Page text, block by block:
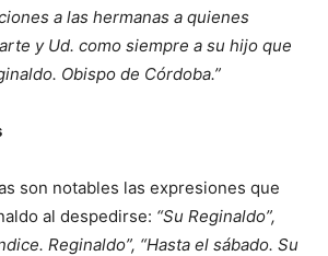
a las hermanas a quienes
y Ud. como siempre a su hijo que
Obispo de Córdoba.”
son notables las expresiones que
al despedirse: “Su Reginaldo”,
Reginaldo”, “Hasta el sábado. Su